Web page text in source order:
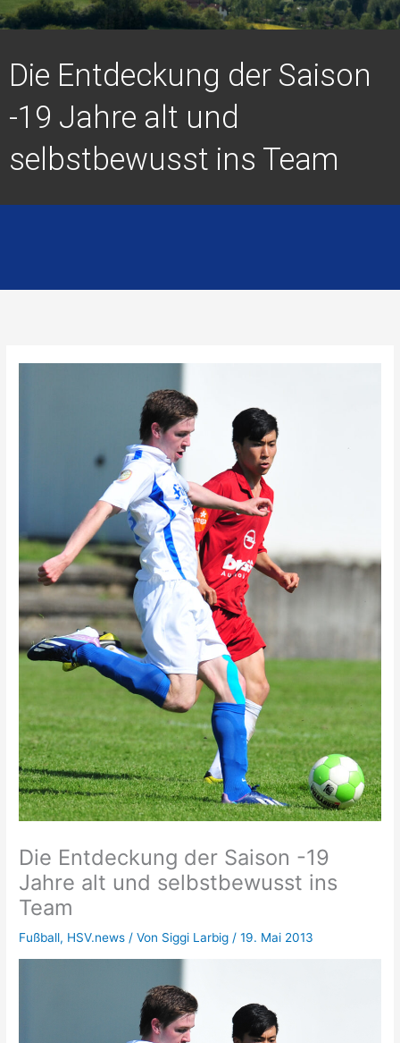
Die Entdeckung der Saison
-19 Jahre alt und
selbstbewusst ins Team
Die Entdeckung der Saison -19
Jahre alt und selbstbewusst ins
Team
Fußball, HSV.news / Von Siggi Larbig/19. Mai 2013